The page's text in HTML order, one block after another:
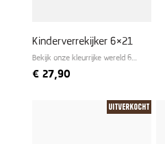
Kinderverrekijker 6×21
Bekijk onze kleurrijke wereld 6
€ 27,90
Uitverkocht